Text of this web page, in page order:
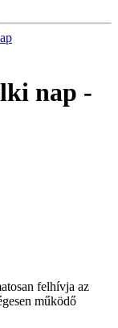
nap -
felhívja az
működő